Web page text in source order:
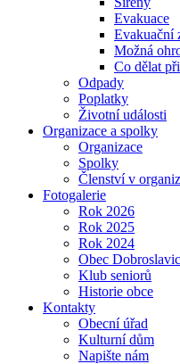
Evakuace
Evakuační
Možná
Co dělat
Odpady
Poplatky
Životní události
Organizace a spolky
Organizace
Spolky
Členství v
Fotogalerie
Rok 2026
Rok 2025
Rok 2024
Obec
Klub seniorů
Historie obce
Kontakty
Obecní úřad
Kulturní dům
Napište nám